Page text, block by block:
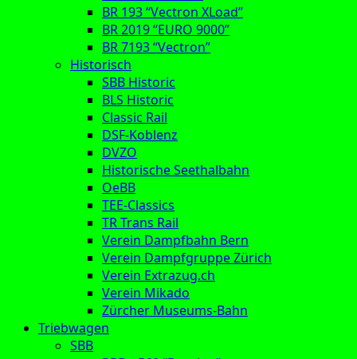
BR 193 “Vectron XLoad”
BR 2019 “EURO 9000”
BR 7193 “Vectron”
Historisch
SBB Historic
BLS Historic
Classic Rail
DSF-Koblenz
DVZO
Historische Seethalbahn
OeBB
TEE-Classics
TR Trans Rail
Verein Dampfbahn Bern
Verein Dampfgruppe Zürich
Verein Extrazug.ch
Verein Mikado
Zürcher Museums-Bahn
Triebwagen
SBB